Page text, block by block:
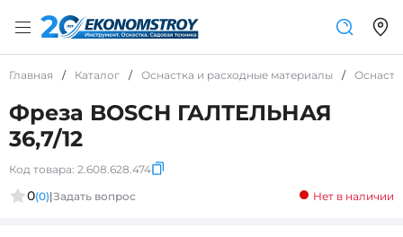
Главная / Каталог / Оснастка и расходные материалы /
Фреза BOSCH ГАЛТЕЛЬНАЯ
36,7/12
Код товара: 2.608.628.474
0(0)|Задать вопрос Нет в наличии